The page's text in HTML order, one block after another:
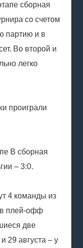
сборная
со счетом
партию и в
Во второй и
легко
проиграли
В сборная
– 3:0.
4 команды из
в плей-офф
две
29 августа – у